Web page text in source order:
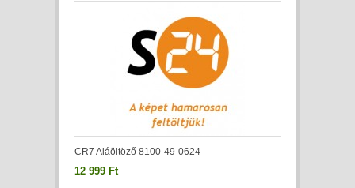
CR7 Aláöltöző 8100-49-0624
12 999 Ft